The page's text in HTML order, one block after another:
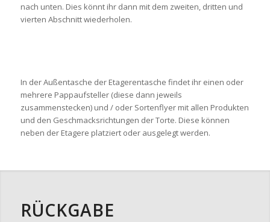
nach unten. Dies könnt ihr dann mit dem zweiten, dritten und
vierten Abschnitt wiederholen.
In der Außentasche der Etagerentasche findet ihr einen oder
mehrere Pappaufsteller (diese dann jeweils
zusammenstecken) und / oder Sortenflyer mit allen Produkten
und den Geschmacksrichtungen der Torte. Diese können
neben der Etagere platziert oder ausgelegt werden.
RÜCKGABE